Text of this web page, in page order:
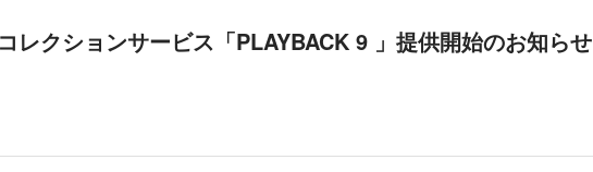
レクションサービス「PLAYBACK 9 」提供開始のお知らせ